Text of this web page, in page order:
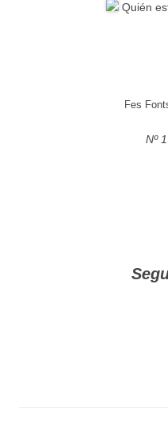
Quién
Fes
Nº